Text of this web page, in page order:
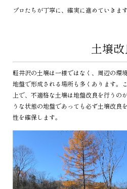
プロたちが丁寧に、確実に進めていきます
土壌改
軽井沢の土壌は一様ではなく、周辺の環
地盤で形成される場所も多くあります。
上で、不適格な土壌は地盤改良を行うの
うな状態の地盤であっても必ず土壌改良
性を確保します。